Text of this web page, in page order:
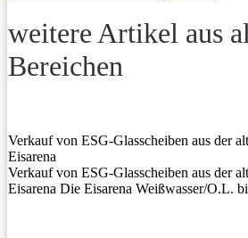
weitere Artikel aus
Bereichen
Verkauf von ESG-Glasscheiben aus der
Eisarena
Verkauf von ESG-Glasscheiben aus der
Eisarena Die Eisarena Weißwasser/O.L.